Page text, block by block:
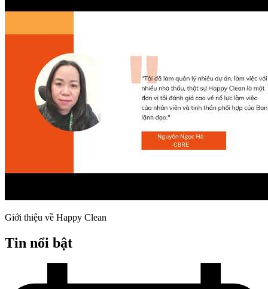
Giới thiệu về Happy Clean
Tin nổi bật